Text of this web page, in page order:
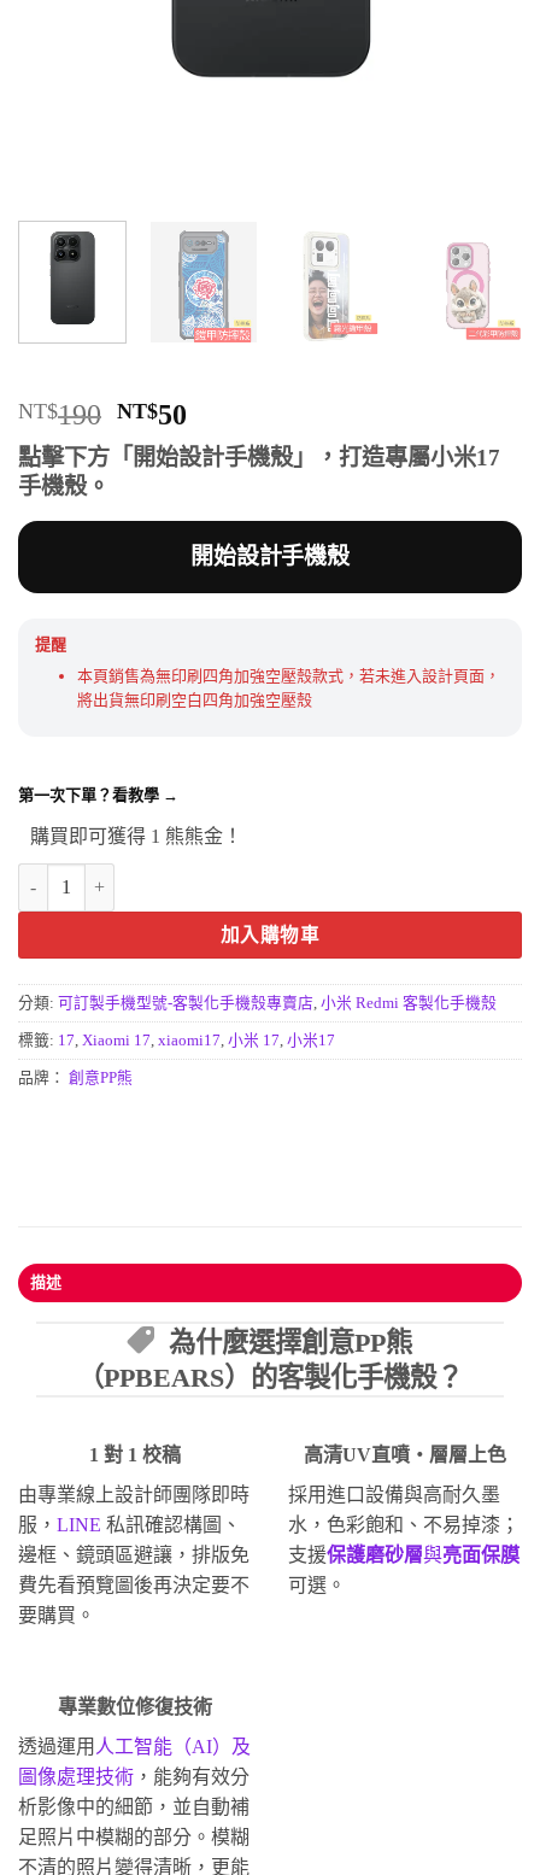
NT$190 原
始
價
NT$190。
NT$50
前
價
NT$50。
點擊下方「開始設計手機殼」，打造專屬小米17
手機殼。
開始設計手機殼
提醒
本頁銷售為無印刷四角加強空壓殼款式，若未進入設計頁面，
將出貨無印刷空白四角加強空壓殼
第一次下單？看教學 →
購買即可獲得 1 熊熊金！
加入購物車
分類: 可訂製手機型號-客製化手機殼專賣店, 小米 Redmi 客製化手機殼
標籤: 17, Xiaomi 17, xiaomi17, 小米 17, 小米17
品牌： 創意PP熊
描述
為什麼選擇創意PP熊
（PPBEARS）的客製化手機殼？
1 對 1 校稿
由專業線上設計師團隊即時
服， LINE 私訊確認構圖、
邊框、鏡頭區避讓，排版免
費先看預覽圖後再決定要不
要購買。
高清UV直噴・層層上色
採用進口設備與高耐久墨
水，色彩飽和、不易掉漆；
支援保護磨砂層與亮面保膜
可選。
專業數位修復技術
透過運用 人工智能（AI）及
圖像處理技術 ，能夠有效分
析影像中的細節，並自動補
足照片中模糊的部分。模糊
不清的照片變得清晰，更能